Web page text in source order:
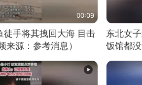
00:09
徒手将其拽回大海 目击
来源：参考消息）
东北女
饭馆都